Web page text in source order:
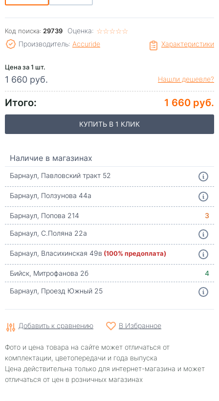
Код поиска: 29739 Оценка: ☆☆☆☆☆
★★★★★
Характеристики
Производитель: Accuride
Цена за 1 шт.
1 660 руб. Нашли дешевле?
Итого: 1 660 руб.
КУПИТЬ В 1 КЛИК
Наличие в магазинах
Барнаул, Павловский тракт 52
Барнаул, Ползунова 44а
Барнаул, Попова 214
3
Барнаул, С.Поляна 22а
Барнаул, Власихинская 49в (100% предоплата)
Бийск, Митрофанова 2б
4
Барнаул, Проезд Южный 25
Добавить к сравнению В Избранное
Фото и цена товара на сайте может отличаться от
комплектации, цветопередачи и года выпуска
Цена действительна только для интернет-магазина и может
отличаться от цен в розничных магазинах